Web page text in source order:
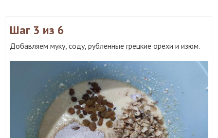
Шаг 3 из 6
Добавляем муку, соду, рубленные грецкие орехи и изюм.